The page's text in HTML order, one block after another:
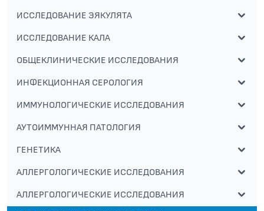
ИССЛЕДОВАНИЕ ЭЯКУЛЯТА
ИССЛЕДОВАНИЕ КАЛА
ОБЩЕКЛИНИЧЕСКИЕ ИССЛЕДОВАНИЯ
ИНФЕКЦИОННАЯ СЕРОЛОГИЯ
ИММУНОЛОГИЧЕСКИЕ ИССЛЕДОВАНИЯ
АУТОИММУННАЯ ПАТОЛОГИЯ
ГЕНЕТИКА
АЛЛЕРГОЛОГИЧЕСКИЕ ИССЛЕДОВАНИЯ
АЛЛЕРГОЛОГИЧЕСКИЕ ИССЛЕДОВАНИЯ